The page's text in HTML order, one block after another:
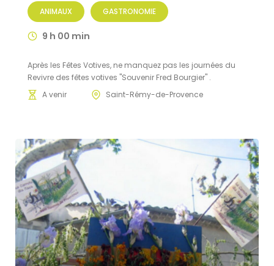
ANIMAUX GASTRONOMIE
9 h 00 min
Après les Fêtes Votives, ne manquez pas les journées du
Revivre des fêtes votives "Souvenir Fred Bourgier" .
A venir
Saint-Rémy-de-Provence